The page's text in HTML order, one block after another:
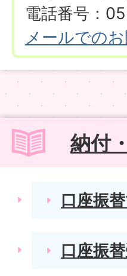
電話番号：
メールでの
納付
口座振
口座振